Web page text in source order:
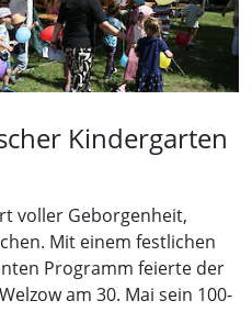
Kindergarten
voller Geborgenheit,
Mit einem festlichen
Programm feierte der
am 30. Mai sein 100-